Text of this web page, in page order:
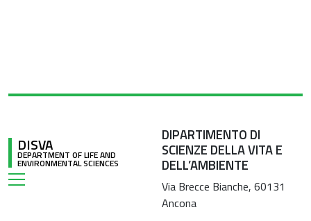
DISVA
DEPARTMENT OF LIFE AND
ENVIRONMENTAL SCIENCES
DIPARTIMENTO DI
SCIENZE DELLA VITA E
DELL’AMBIENTE
Via Brecce Bianche, 60131
Ancona